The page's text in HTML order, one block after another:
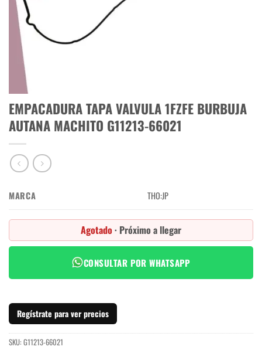
EMPACADURA TAPA VALVULA 1FZFE BURBUJA
AUTANA MACHITO G11213-66021
MARCA THO:JP
Agotado · Próximo a llegar
CONSULTAR POR WHATSAPP
Regístrate para ver precios
SKU: G11213-66021